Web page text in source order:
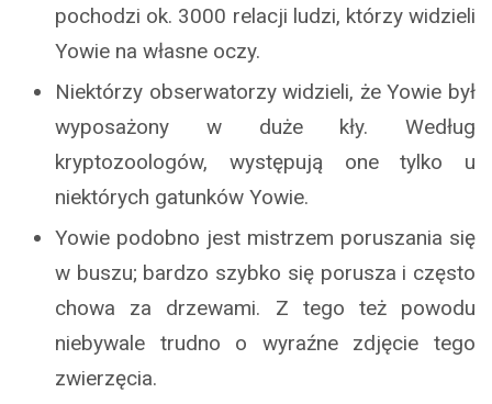
pochodzi ok. 3000 relacji ludzi, którzy widzieli
Yowie na własne oczy.
Niektórzy obserwatorzy widzieli, że Yowie był
wyposażony w duże kły. Według
kryptozoologów, występują one tylko u
niektórych gatunków Yowie.
Yowie podobno jest mistrzem poruszania się
w buszu; bardzo szybko się porusza i często
chowa za drzewami. Z tego też powodu
niebywale trudno o wyraźne zdjęcie tego
zwierzęcia.